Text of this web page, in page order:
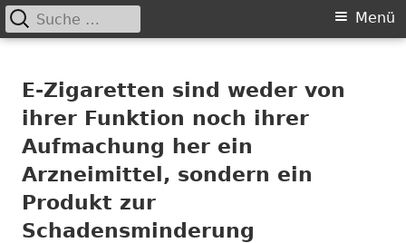
zum
Inhalt
Primäres
Menü
Suche
nach:
E-Zigaretten sind weder von
ihrer Funktion noch ihrer
Aufmachung her ein
Arzneimittel, sondern ein
Produkt zur
Schadensminderung